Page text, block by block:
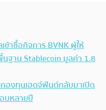
ข้าซื้อกิจการ BVNK ผู้ให้
นฐาน Stablecoin มูลค่า 1.8
องทุนเฮดจ์ฟันด์กลับมาเปิด
บหลายปี